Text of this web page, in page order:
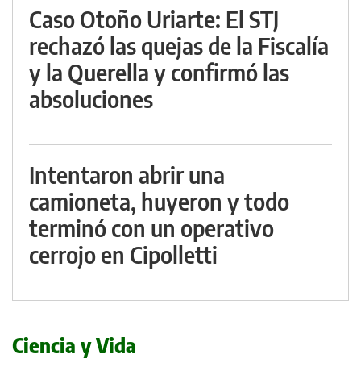
Caso Otoño Uriarte: El STJ
rechazó las quejas de la Fiscalía
y la Querella y confirmó las
absoluciones
Intentaron abrir una
camioneta, huyeron y todo
terminó con un operativo
cerrojo en Cipolletti
Ciencia y Vida